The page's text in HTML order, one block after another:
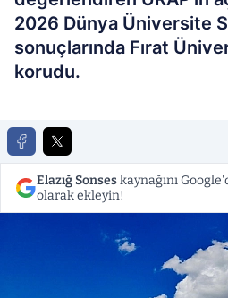
2026 Dünya Üniversite
sonuçlarında Fırat
korudu.
Elazığ Sonseskaynağını
olarak ekleyin!